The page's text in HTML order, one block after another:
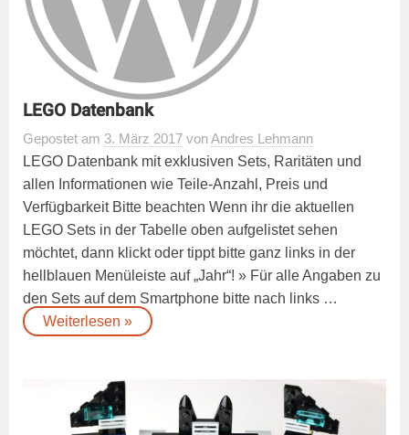
LEGO Datenbank
Gepostet am 3. März 2017 vonAndres Lehmann
LEGO Datenbank mit exklusiven Sets, Raritäten und
allen Informationen wie Teile-Anzahl, Preis und
Verfügbarkeit Bitte beachten Wenn ihr die aktuellen
LEGO Sets in der Tabelle oben aufgelistet sehen
möchtet, dann klickt oder tippt bitte ganz links in der
hellblauen Menüleiste auf „Jahr“! » Für alle Angaben zu
den Sets auf dem Smartphone bitte nach links …
Weiterlesen „LEGO
»